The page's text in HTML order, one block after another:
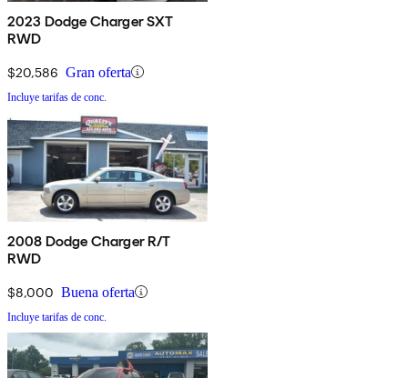
2023 Dodge Charger SXT
RWD
$20,586 Gran oferta
Incluye tarifas de conc.
2008 Dodge Charger R/T
RWD
$8,000 Buena oferta
Incluye tarifas de conc.